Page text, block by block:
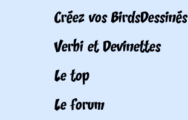
Créez vos BirdsDessinés
Verbi et Devinettes
Le top
Le forum